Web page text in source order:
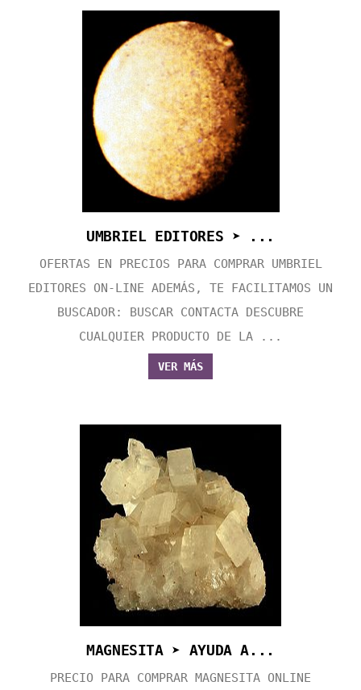
UMBRIEL EDITORES ➤ ...
OFERTAS EN PRECIOS PARA COMPRAR UMBRIEL
EDITORES ON-LINE ADEMÁS, TE FACILITAMOS UN
BUSCADOR: BUSCAR CONTACTA DESCUBRE
CUALQUIER PRODUCTO DE LA ...
VER MÁS
MAGNESITA ➤ AYUDA A...
PRECIO PARA COMPRAR MAGNESITA ONLINE